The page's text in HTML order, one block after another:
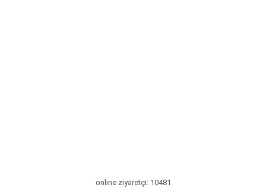
online ziyaretçi: 10481